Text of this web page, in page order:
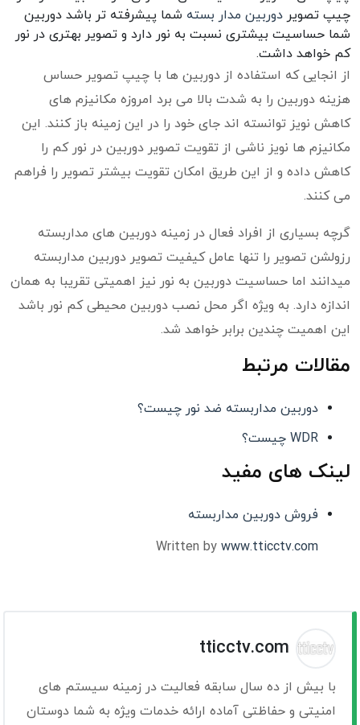
چیپ تصویر دوربین مدار بسته شما پیشرفته تر باشد دوربین
شما حساسیت بیشتری نسبت به نور دارد و تصویر بهتری در نور
کم خواهد داشت.
از انجایی که استفاده از دوربین ها با چیپ تصویر حساس
هزینه دوربین را به شدت بالا می برد امروزه مکانیزم های
کاهش نویز توانسته اند جای خود را در این زمینه باز کنند. این
مکانیزم ها نویز ناشی از تقویت تصویر دوربین در نور کم را
کاهش داده و از این طریق امکان تقویت بیشتر تصویر را فراهم
می کنند.
گرچه بسیاری از افراد فعال در زمینه دوربین های مداربسته
رزولشن تصویر را تنها عامل کیفیت تصویر دوربین مداربسته
میدانند اما حساسیت دوربین به نور نیز اهمیتی تقریبا به همان
اندازه دارد. به ویژه اگر محل نصب دوربین محیطی کم نور باشد
این اهمیت چندین برابر خواهد شد.
مقالات مرتبط
دوربین مداربسته ضد نور چیست؟
WDR چیست؟
لینک های مفید
فروش دوربین مداربسته
Written by www.tticctv.com
tticctv.com
با بیش از ده سال سابقه فعالیت در زمینه سیستم های
امنیتی و حفاظتی آماده ارائه خدمات ویژه به شما دوستان